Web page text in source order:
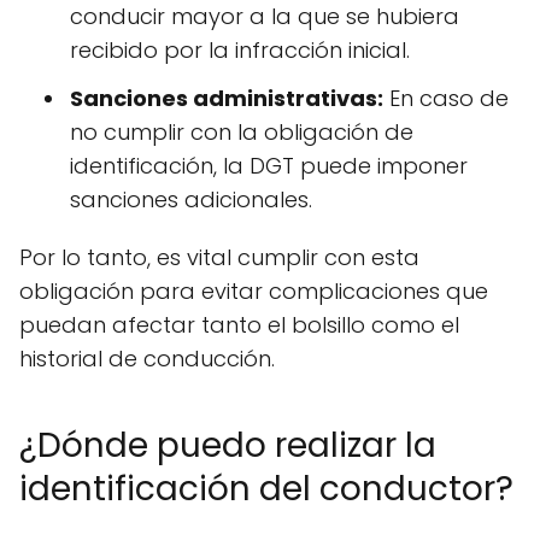
conducir mayor a la que se hubiera
recibido por la infracción inicial.
Sanciones administrativas: En caso de
no cumplir con la obligación de
identificación, la DGT puede imponer
sanciones adicionales.
Por lo tanto, es vital cumplir con esta
obligación para evitar complicaciones que
puedan afectar tanto el bolsillo como el
historial de conducción.
¿Dónde puedo realizar la
identificación del conductor?